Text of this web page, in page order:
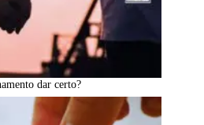
dar certo?